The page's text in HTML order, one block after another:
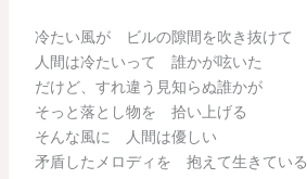
冷たい風が ビルの隙間を吹き抜けて
人間は冷たいって 誰かが呟いた
だけど、すれ違う見知らぬ誰かが
そっと落とし物を 拾い上げる
そんな風に 人間は優しい
矛盾したメロディを 抱えて生きている